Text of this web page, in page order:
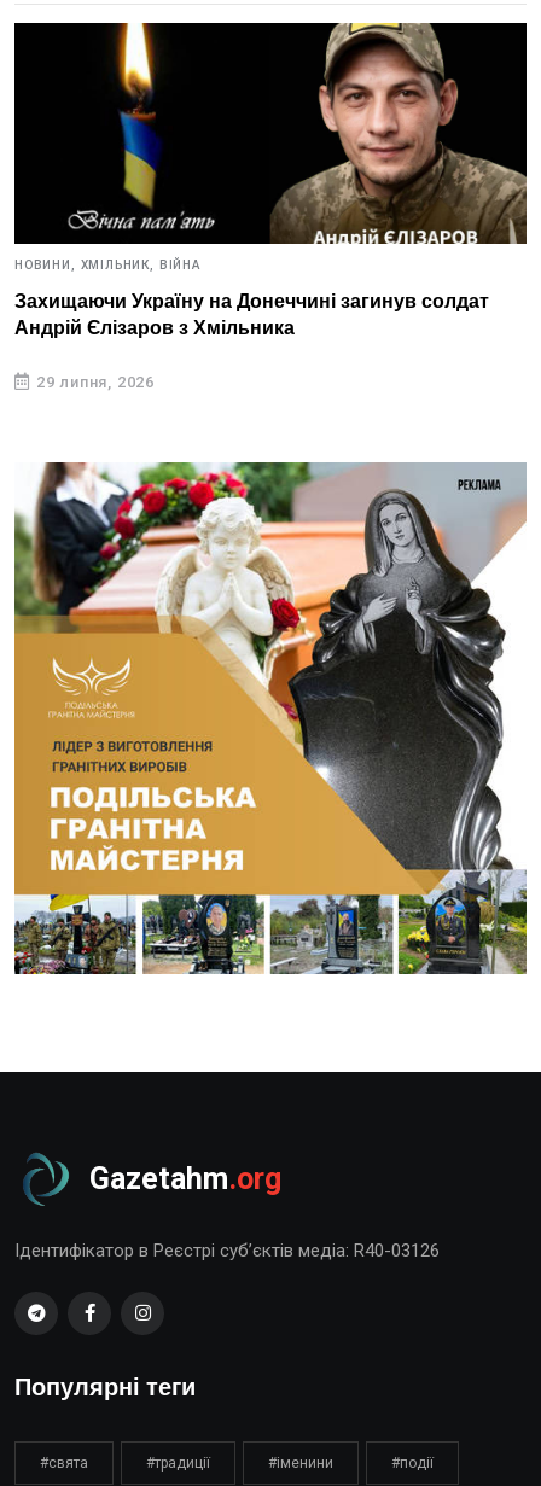
НОВИНИ, ХМІЛЬНИК, ВІЙНА
Захищаючи Україну на Донеччині загинув солдат
Андрій Єлізаров з Хмільника
29 липня, 2026
Gazetahm.org
Ідентифікатор в Реєстрі суб’єктів медіа: R40-03126
Популярні теги
#свята #традиції #іменини #події